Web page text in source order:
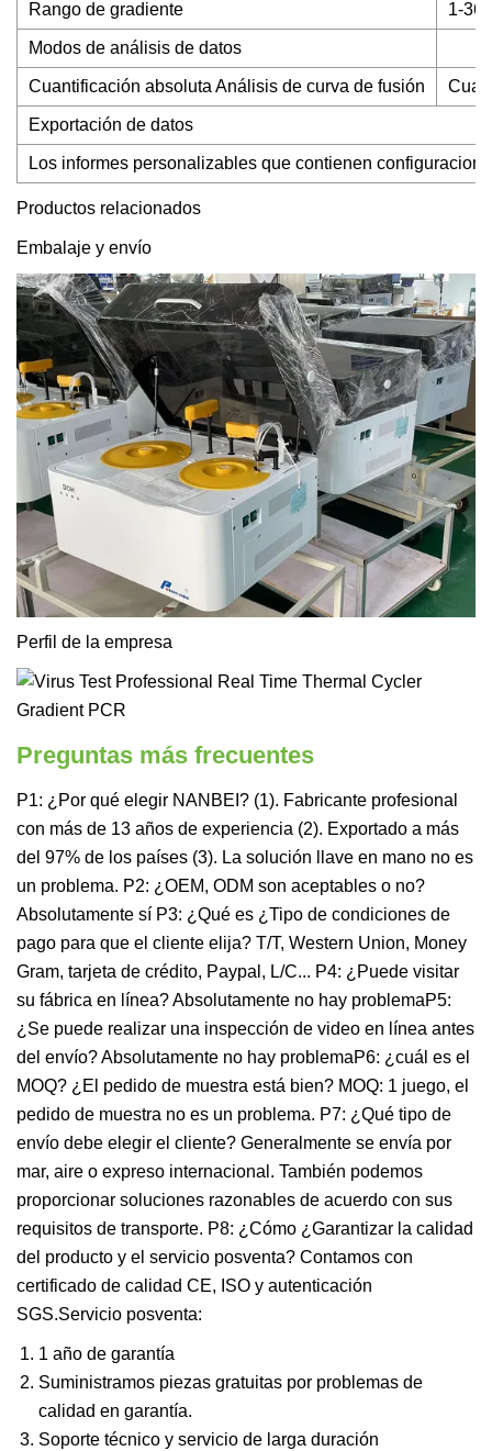
Rango de gradiente 1-
Modos de análisis de datos
Cuantificación absoluta Análisis de curva de fusión
Exportación de datos
Los informes personalizables que contienen
Productos relacionados
Embalaje y envío
Perfil de la empresa
Preguntas más frecuentes
P1: ¿Por qué elegir NANBEI? (1). Fabricante profesional
con más de 13 años de experiencia (2). Exportado a más
del 97% de los países (3). La solución llave en mano no es
un problema. P2: ¿OEM, ODM son aceptables o no?
Absolutamente sí P3: ¿Qué es ¿Tipo de condiciones de
pago para que el cliente elija? T/T, Western Union, Money
Gram, tarjeta de crédito, Paypal, L/C... P4: ¿Puede visitar
su fábrica en línea? Absolutamente no hay problemaP5:
¿Se puede realizar una inspección de video en línea antes
del envío? Absolutamente no hay problemaP6: ¿cuál es el
MOQ? ¿El pedido de muestra está bien? MOQ: 1 juego, el
pedido de muestra no es un problema. P7: ¿Qué tipo de
envío debe elegir el cliente? Generalmente se envía por
mar, aire o expreso internacional. También podemos
proporcionar soluciones razonables de acuerdo con sus
requisitos de transporte. P8: ¿Cómo ¿Garantizar la calidad
del producto y el servicio posventa? Contamos con
certificado de calidad CE, ISO y autenticación
SGS.Servicio posventa:
1 año de garantía
Suministramos piezas gratuitas por problemas de
calidad en garantía.
Soporte técnico y servicio de larga duración